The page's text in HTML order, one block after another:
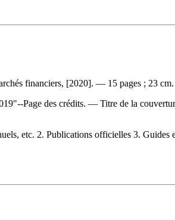
financiers, [2020]. — 15 pages ; 23 cm.
Page des crédits. — Titre de la
etc. 2. Publications officielles 3.